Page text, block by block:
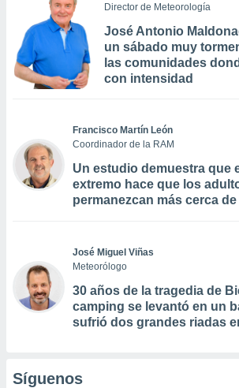
Director de Meteorología
José Antonio
un sábado muy
las comunidades
con intensidad
Francisco Martín León
Coordinador de la RAM
Un estudio demuestra que
extremo hace que los
permanezcan más cerca
José Miguel Viñas
Meteorólogo
30 años de la tragedia de
camping se levantó en un
sufrió dos grandes riadas
Síguenos